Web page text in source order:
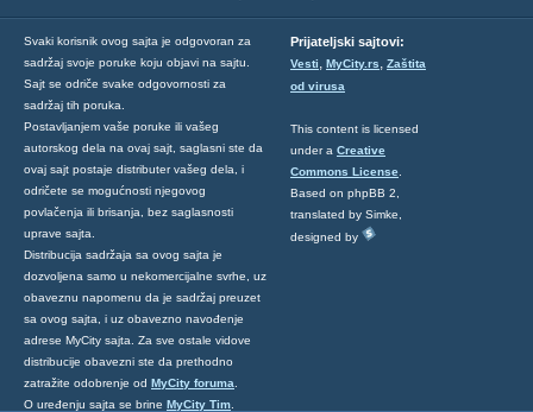
Svaki korisnik ovog sajta je odgovoran za
sadržaj svoje poruke koju objavi na sajtu.
Sajt se odriče svake odgovornosti za
sadržaj tih poruka.
Postavljanjem vaše poruke ili vašeg
autorskog dela na ovaj sajt, saglasni ste da
ovaj sajt postaje distributer vašeg dela, i
odričete se mogućnosti njegovog
povlačenja ili brisanja, bez saglasnosti
uprave sajta.
Distribucija sadržaja sa ovog sajta je
dozvoljena samo u nekomercijalne svrhe, uz
obaveznu napomenu da je sadržaj preuzet
sa ovog sajta, i uz obavezno navođenje
adrese MyCity sajta. Za sve ostale vidove
distribucije obavezni ste da prethodno
zatražite odobrenje od MyCity foruma
O uređenju sajta se brine MyCity Tim
Prijateljski sajtovi:
Vesti, MyCity.rs, Zaštita
od virusa
This content is licensed
under a Creative
Commons License
Based on phpBB 2,
translated by Simke,
designed by